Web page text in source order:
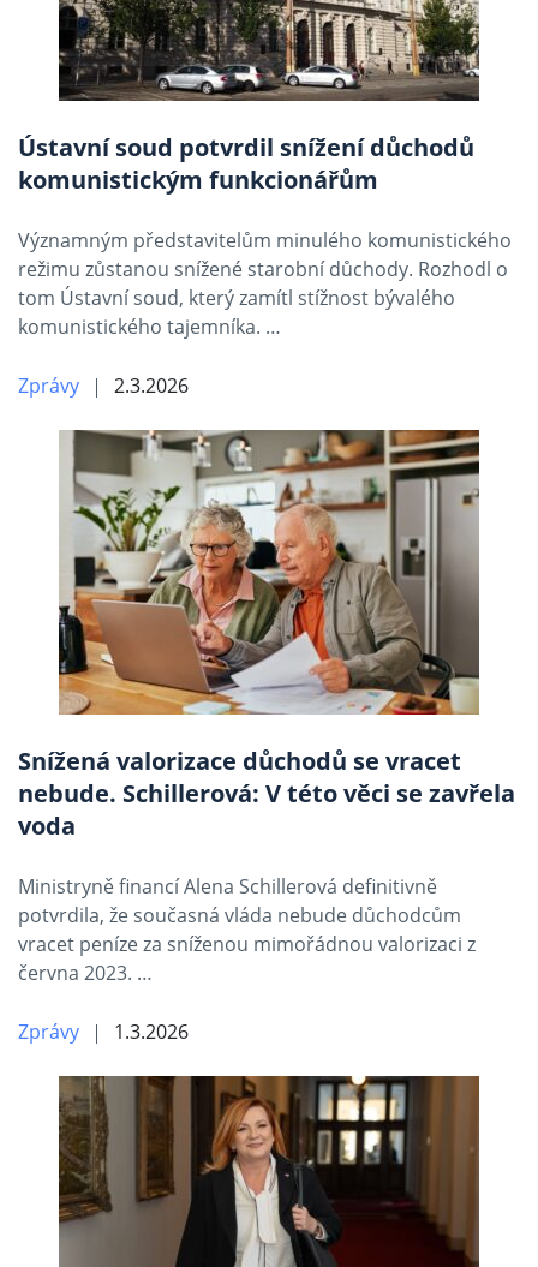
Ústavní soud potvrdil snížení důchodů
komunistickým funkcionářům
Významným představitelům minulého komunistického
režimu zůstanou snížené starobní důchody. Rozhodl o
tom Ústavní soud, který zamítl stížnost bývalého
komunistického tajemníka. …
Zprávy 2.3.2026
Snížená valorizace důchodů se vracet
nebude. Schillerová: V této věci se zavřela
voda
Ministryně financí Alena Schillerová definitivně
potvrdila, že současná vláda nebude důchodcům
vracet peníze za sníženou mimořádnou valorizaci z
června 2023. …
Zprávy 1.3.2026